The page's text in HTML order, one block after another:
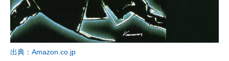
出典：Amazon.co.jp